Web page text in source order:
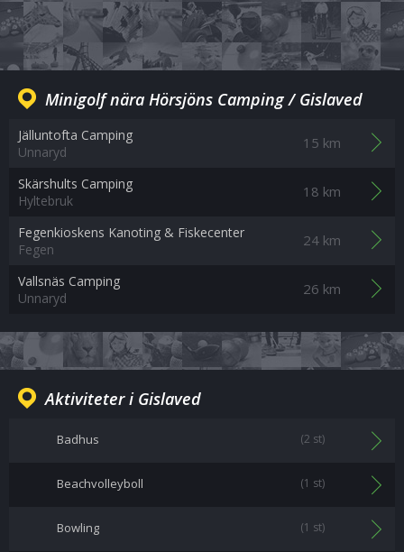
Minigolf nära Hörsjöns Camping / Gislaved
Jälluntofta Camping
Unnaryd
15 km
Skärshults Camping
Hyltebruk
18 km
Fegenkioskens Kanoting & Fiskecenter
Fegen
24 km
Vallsnäs Camping
Unnaryd
26 km
Aktiviteter i Gislaved
Badhus (2 st)
Beachvolleyboll (1 st)
Bowling (1 st)